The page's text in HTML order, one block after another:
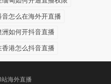
音怎么在海外开直播
洲如何开抖音直播
香港怎么抖音直播
站海外直播